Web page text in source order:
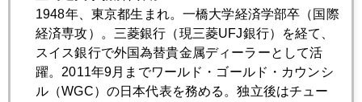
2022年02月25日
金価格大変動の一日
1948年、東京都生まれ。一橋大学経済学部卒（国際
経済専攻）。三菱銀行（現三菱UFJ銀行）を経て、
スイス銀行で外国為替貴金属ディーラーとして活
躍。2011年9月までワールド・ゴールド・カウンシ
ル（WGC）の日本代表を務める。独立後はチュー